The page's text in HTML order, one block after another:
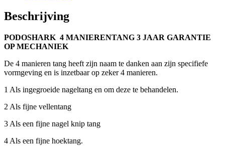
Beschrijving
PODOSHARK 4 MANIERENTANG 3 JAAR GARANTIE
OP MECHANIEK
De 4 manieren tang heeft zijn naam te danken aan zijn specifiefe
vormgeving en is inzetbaar op zeker 4 manieren.
1 Als ingegroeide nageltang en om deze te behandelen.
2 Als fijne vellentang
3 Als een fijne nagel knip tang
4 Als een fijne hoektang.